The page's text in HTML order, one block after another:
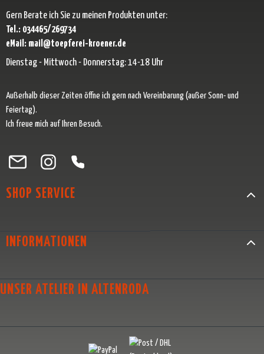
Gern Berate ich Sie zu meinen Produkten unter:
Tel.: 034465/269734
eMail: mail@toepferei-kroener.de
Dienstag - Mittwoch - Donnerstag: 14-18 Uhr
Außerhalb dieser Zeiten öffne ich gern nach Vereinbarung (außer Sonn- und
Feiertag).
Ich freue mich auf Ihren Besuch.
Besuche uns auf Facebook – öffnet in neuem Tab (externer Link)
Schau auf Instagram vorbei – öffnet in neuem Tab (externer Link)
Lass dich auf Pinterest inspirieren – öffnet in neuem Tab
Folge uns auf X – öffnet in neuem Tab (externer Link)
SHOP SERVICE
INFORMATIONEN
UNSER ATELIER IN ALTENRODA